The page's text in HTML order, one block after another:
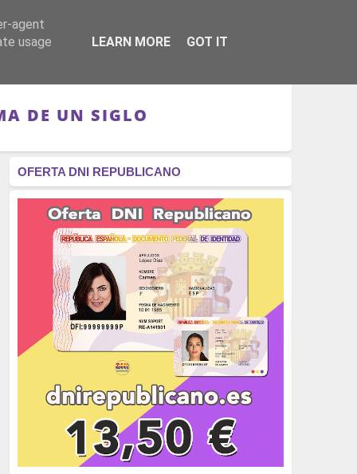
RÉGIMEN - MONARQUÍA
DE UN SIGLO
OFERTA DNI REPUBLICANO
agent
usage
LEARN MORE GOT IT